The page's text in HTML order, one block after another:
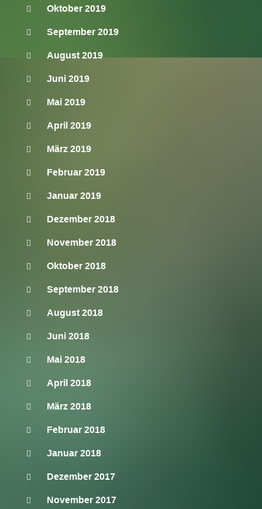
Oktober 2019
September 2019
August 2019
Juni 2019
Mai 2019
April 2019
März 2019
Februar 2019
Januar 2019
Dezember 2018
November 2018
Oktober 2018
September 2018
August 2018
Juni 2018
Mai 2018
April 2018
März 2018
Februar 2018
Januar 2018
Dezember 2017
November 2017